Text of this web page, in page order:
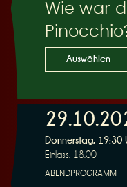
Wie war
Auswählen
Donnerstag, 19:30
Einlass: 18:00
ABENDPROGRAMM